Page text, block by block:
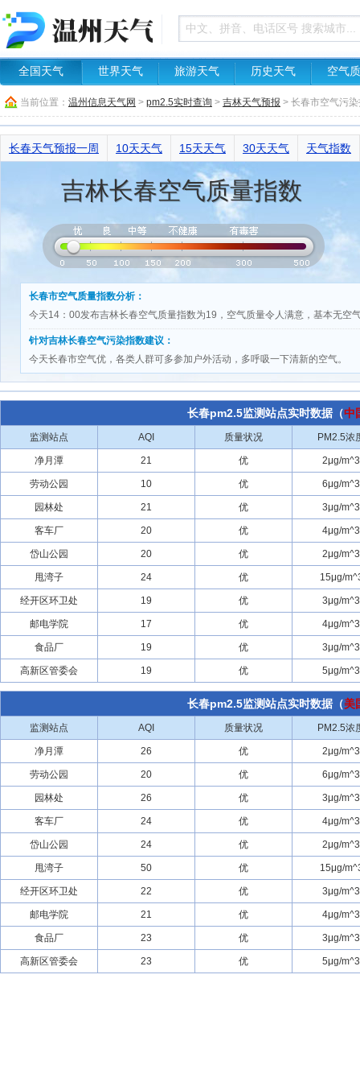
全国天气 世界天气 旅游天气 历史天气 空气
当前位置： 温州信息天气网 > pm2.5实时查询 > 吉林天气预报 > 长春市空气污
长春天气预报一周 10天天气 15天天气 30天天气 天气指数
吉林长春空气质量指数
长春市空气质量指数分析：
今天14：00发布吉林长春空气质量指数为19，空气质量令人满意，基本无空
针对吉林长春空气污染指数建议：
今天长春市空气优，各类人群可多参加户外活动，多呼吸一下清新的空气。
长春pm2.5监测站点实时数据（中
监测站点 AQI 质量状况 PM2.5浓
净月潭 21 优 2μg/m^3
劳动公园 10 优 6μg/m^3
园林处 21 优 3μg/m^3
客车厂 20 优 4μg/m^3
岱山公园 20 优 2μg/m^3
甩湾子 24 优 15μg/
经开区环卫处 19 优 3μg/m^3
邮电学院 17 优 4μg/m^3
食品厂 19 优 3μg/m^3
高新区管委会 19 优 5μg/m^3
长春pm2.5监测站点实时数据（美
监测站点 AQI 质量状况 PM2.5浓
净月潭 26 优 2μg/m^3
劳动公园 20 优 6μg/m^3
园林处 26 优 3μg/m^3
客车厂 24 优 4μg/m^3
岱山公园 24 优 2μg/m^3
甩湾子 50 优 15μg/
经开区环卫处 22 优 3μg/m^3
邮电学院 21 优 4μg/m^3
食品厂 23 优 3μg/m^3
高新区管委会 23 优 5μg/m^3